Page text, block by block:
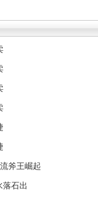
斧王崛起
落石出